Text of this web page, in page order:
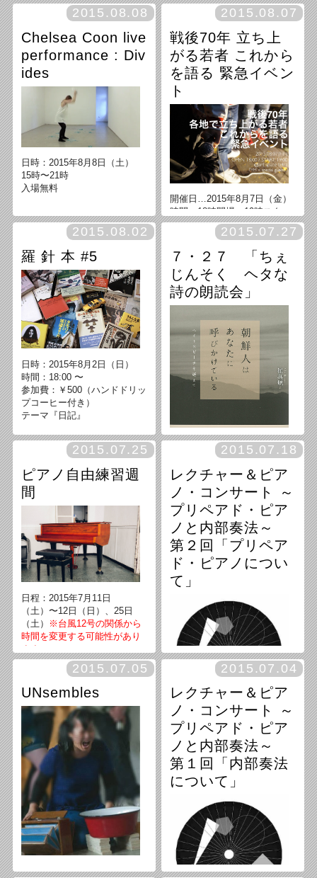
河合拓始（ピアノ）
capture（木管四重奏） 日時：
2015年8月15日（土）
時間：19:00 開場 / 19:30 開演
入場料 : 2000円（1drink 込
み）
2015.08.08
Chelsea Coon live
performance : Div
ides
日時：2015年8月8日（土）
15時〜21時
入場無料
2015.08.07
戦後70年 立ち上
がる若者 これから
を語る 緊急イベン
ト
開催日…2015年8月7日（金）
時間…18時開場、19時スター
ト
入場料…500円（+1D）
主催…FYM（Fukuoka Youth
Movement ）
問い合わせ先…林田（mitsuhir
o0411@gmail.com
※定員に達したため、当日の
2015.08.02
羅 針 本 #5
日時：2015年8月2日（日）
時間：18:00 〜
参加費：￥500（ハンドドリッ
プコーヒー付き）
テーマ『日記』
2015.07.27
７・２７ 「ちぇ
じんそく ヘタな
詩の朗読会」
2015年7月27日
時間：20:00~
料金：一般：1000円＋1ドリン
ク・オーダー、学生：500円＋
1ドリンク・オーダー
2015.07.25
ピアノ自由練習週
間
日程：2015年7月11日
（土）〜12日（日）、25日
（土）
※台風12号の関係から
時間を変更する可能性があり
ます。
時間：15:00～20:00 ※ひと
り一時間程
料金：￥500（ワンドリンク付
き）※練習する方のみ
予約・お問い合わせ： makizo
no@as-tetra.info まで
2015.07.18
レクチャー＆ピア
ノ・コンサート ～
プリペアド・ピア
ノと内部奏法～
第２回「プリペア
ド・ピアノについ
て」
2015年7月18日（土曜日）
500円(1drinkつき）
話・ピアノ：河合拓始
お問合せ・ご予約：izm@as-t
etra.info または colorrecords@
gmail.com
2015.07.05
UNsembles
アンジー・シア（パフォーマ
2015.07.04
レクチャー＆ピア
ノ・コンサート ～
プリペアド・ピア
ノと内部奏法～
第１回「内部奏法
について」